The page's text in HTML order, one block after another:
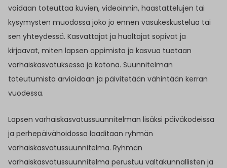
voidaan toteuttaa kuvien, videoinnin, haastattelujen tai
kysymysten muodossa joko jo ennen vasukeskustelua tai
sen yhteydessä. Kasvattajat ja huoltajat sopivat ja
kirjaavat, miten lapsen oppimista ja kasvua tuetaan
varhaiskasvatuksessa ja kotona. Suunnitelman
toteutumista arvioidaan ja päivitetään vähintään kerran
vuodessa.
Lapsen varhaiskasvatussuunnitelman lisäksi päiväkodeissa
ja perhepäivähoidossa laaditaan ryhmän
varhaiskasvatussuunnitelma. Ryhmän
varhaiskasvatussuunnitelma perustuu valtakunnallisten ja